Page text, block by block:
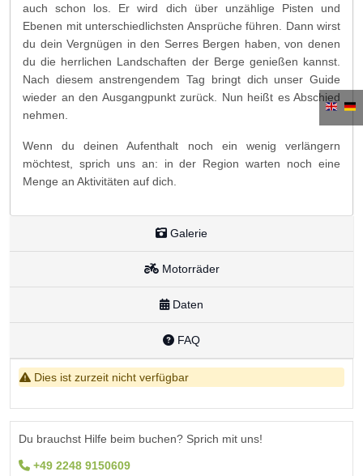
auch schon los. Er wird dich über unzählige Pisten und
Ebenen mit unterschiedlichsten Ansprüche führen. Dann wirst
du dein Vergnügen in den Serres Bergen haben, von denen
du die herrlichen Landschaften der Berge genießen kannst.
Nach diesem anstrengendem Tag bringt dich unser Guide
wieder an den Ausgangpunkt zurück. Nun heißt es Abschied
nehmen.
Wenn du deinen Aufenthalt noch ein wenig verlängern
möchtest, sprich uns an: in der Region warten noch eine
Menge an Aktivitäten auf dich.
Galerie
Motorräder
Daten
FAQ
Dies ist zurzeit nicht verfügbar
Du brauchst Hilfe beim buchen? Sprich mit uns!
+49 2248 9150609